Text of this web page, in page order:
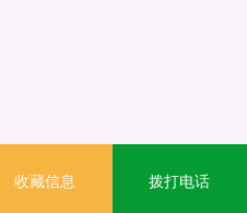
收藏信息 拨打电话